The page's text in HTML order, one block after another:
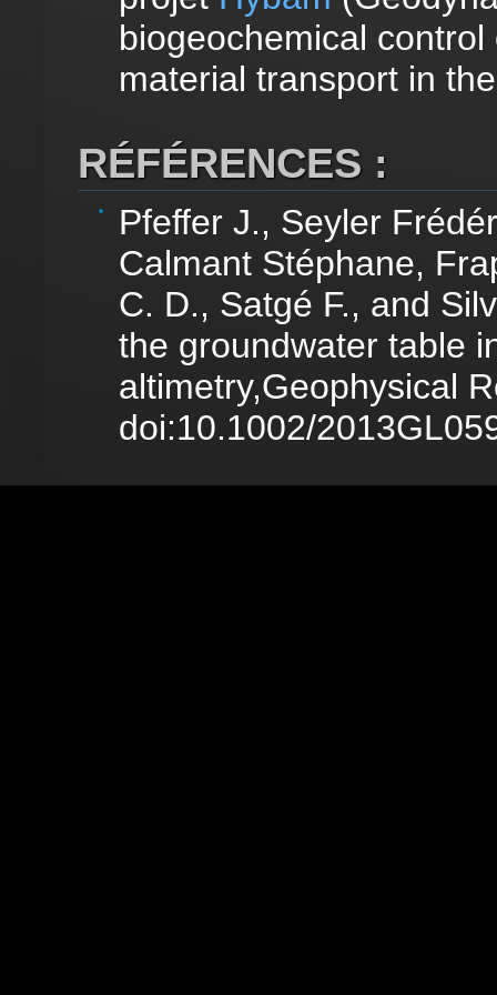
biogeochemical
material transport in
RÉFÉRENCES :
Pfeffer J., Seyler
Calmant Stéphane,
C. D., Satgé F., and
the groundwater table
altimetry,Geophysical
doi:10.1002/